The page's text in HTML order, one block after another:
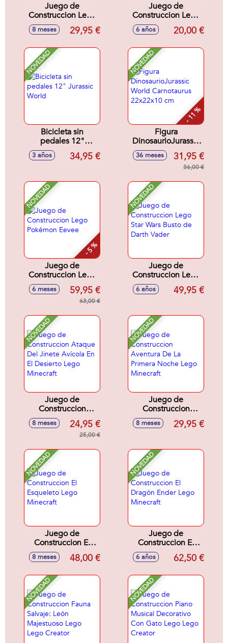
Juego de
Construccion Lego
Star Wars Speeder
de Cobb Vanth
8 meses 29,95 €
Juego de
Construccion Lego
Star Wars Hogar De
Grogu
6 años 20,00 €
NOVEDAD
Bicicleta sin
pedales 12"
Jurassic World
3 años 34,95 €
NOVEDAD
- 11 %
Figura
DinosaurioJurassic
World Carnotaurus
22x22x10 cm
36 meses 31,95 €
36,00 €
NOVEDAD
- 5 %
Juego de
Construccion Lego
Pokémon Eevee
6 meses 59,95 €
63,00 €
NOVEDAD
Juego de
Construccion Lego
Star Wars Busto de
Darth Vader
6 años 49,95 €
NOVEDAD
Juego de
Construccion
Ataque Del Jinete
Avícola En El
Desierto Lego
8 meses 24,95 €
25,00 €
NOVEDAD
Juego de
Construccion
Aventura De La
Primera Noche
8 meses 29,95 €
NOVEDAD
Juego de
Construccion El
Esqueleto Lego
Minecraft
8 meses 48,00 €
NOVEDAD
Juego de
Construccion El
Dragón Ender Lego
Minecraft
6 años 62,50 €
NOVEDAD NOVEDAD